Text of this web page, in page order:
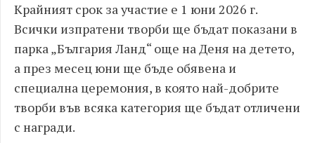
Крайният срок за участие е 1 юни 2026 г.
Всички изпратени творби ще бъдат показани в
парка „България Ланд“ още на Деня на детето,
а през месец юни ще бъде обявена и
специална церемония, в която най-добрите
творби във всяка категория ще бъдат отличени
с награди.